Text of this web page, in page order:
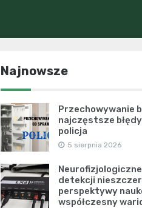
Najnowsze
Przechowywanie
najczęstsze
policja
5 sierpnia 2026
detekcji
perspektywy
współczesny